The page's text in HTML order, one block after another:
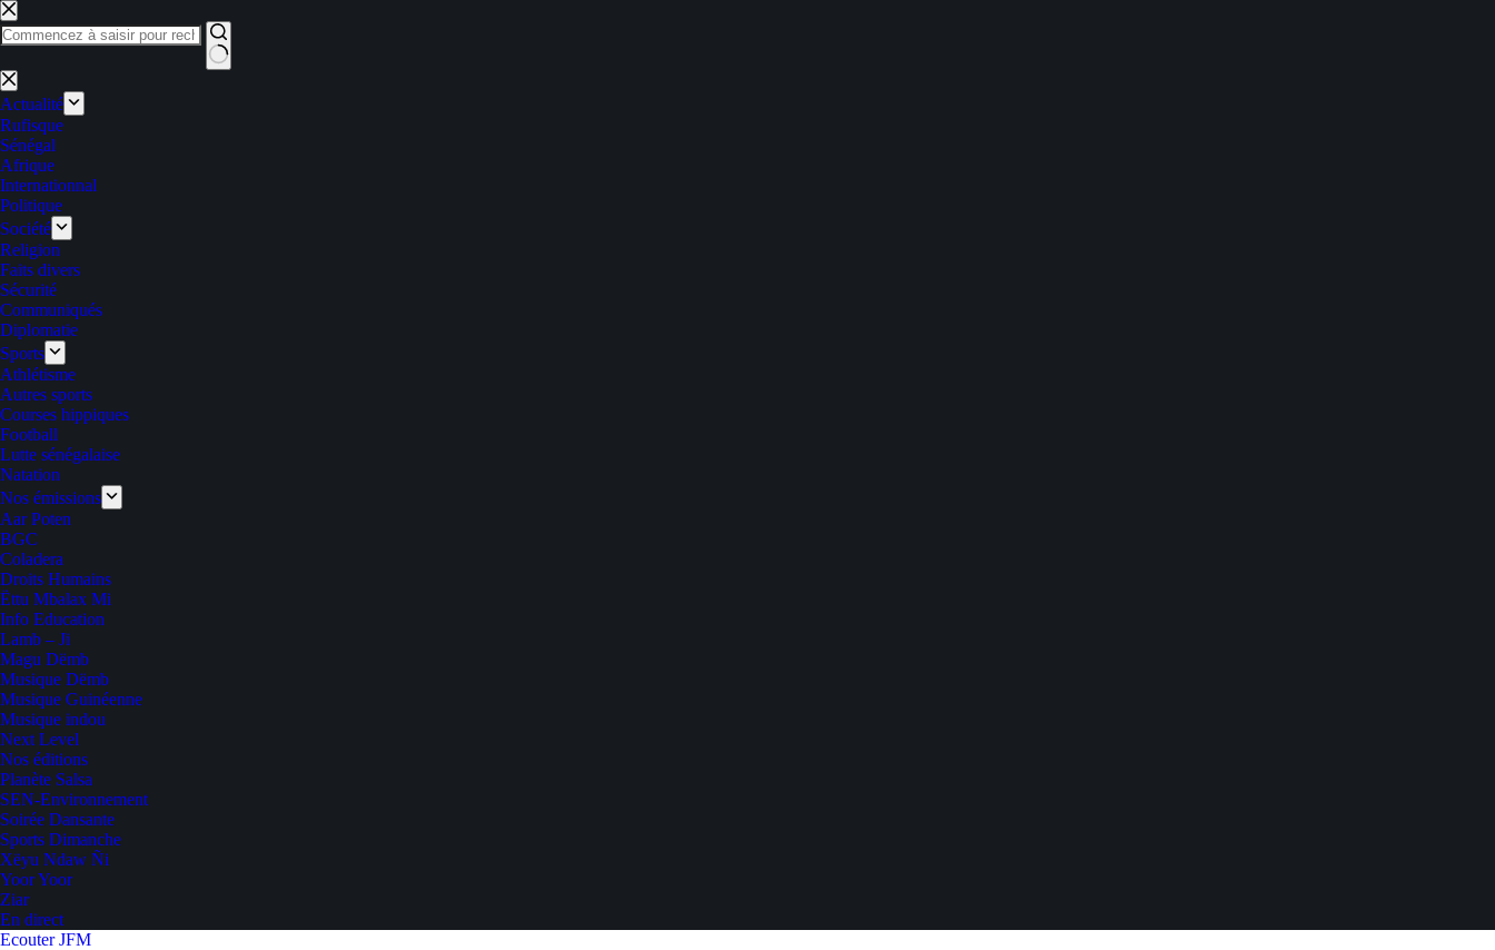
Passer
au
contenu
Aucun
résultat
Actualité
Rufisque
Sénégal
Afrique
Internationnal
Politique
Société
Religion
Faits divers
Sécurité
Communiqués
Diplomatie
Sports
Athlétisme
Autres sports
Courses hippiques
Football
Lutte sénégalaise
Natation
Nos émissions
Aar Poten
BGC
Coladera
Droits Humains
Ëttu Mbalax Mi
Info Education
Lamb – Ji
Magu Dëmb
Musique Dëmb
Musique Guinéenne
Musique indou
Next Level
Nos éditions
Planète Salsa
SEN-Environnement
Soirée Dansante
Sports Dimanche
Xëyu Ndaw Ñi
Yoor Yoor
Ziar
En direct
Ecouter JFM